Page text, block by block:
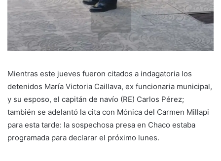
Mientras este jueves fueron citados a indagatoria los
detenidos María Victoria Caillava, ex funcionaria municipal,
y su esposo, el capitán de navío (RE) Carlos Pérez;
también se adelantó la cita con Mónica del Carmen Millapi
para esta tarde: la sospechosa presa en Chaco estaba
programada para declarar el próximo lunes.